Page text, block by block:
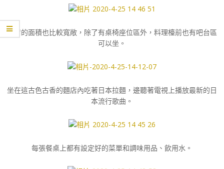
本店的面積也比較寬敞，除了有桌椅座位區外，料理檯前也有吧台區
可以坐。
坐在這古色古香的麵店內吃著日本拉麵，邊聽著電視上播放最新的日
本流行歌曲。
每張餐桌上都有設定好的菜單和調味用品、飲用水。